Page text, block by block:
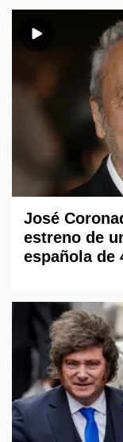
José
estreno de
española de